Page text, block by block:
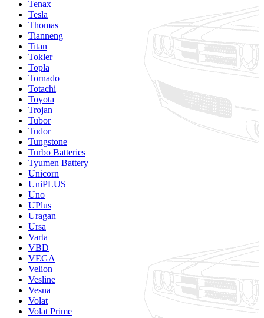
Tenax
Tesla
Thomas
Tianneng
Titan
Tokler
Topla
Tornado
Totachi
Toyota
Trojan
Tubor
Tudor
Tungstone
Turbo Batteries
Tyumen Battery
Unicorn
UniPLUS
Uno
UPlus
Uragan
Ursa
Varta
VBD
VEGA
Velion
Vesline
Vesna
Volat
Volat Prime